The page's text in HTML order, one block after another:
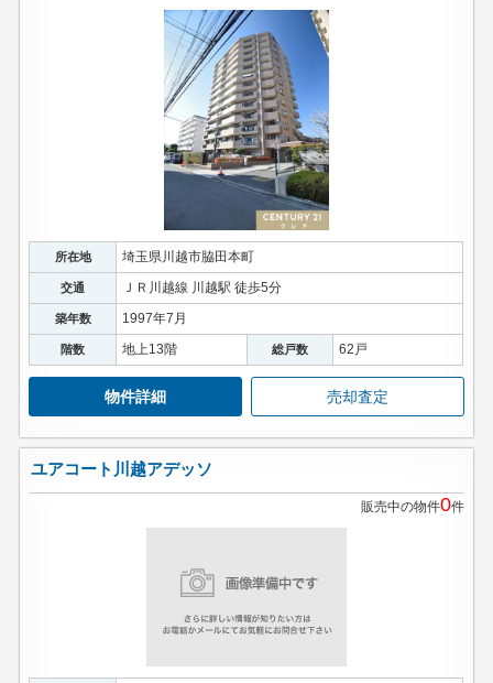
所在地 埼玉県川越市脇田本町
交通 ＪＲ川越線 川越駅 徒歩5分
築年数 1997年7月
階数 地上13階 総戸数 62戸
物件詳細 売却査定
ユアコート川越アデッソ
販売中の物件0件